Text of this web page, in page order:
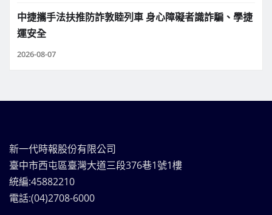
中捷攜手法扶推防詐敦睦列車 身心障礙者識詐騙、學捷
運安全
2026-08-07
新一代時報股份有限公司
臺中市西屯區臺灣大道三段376巷1號1樓
統編:45882210
電話:(04)2708-6000